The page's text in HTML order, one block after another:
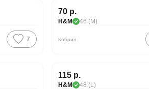
7
70 р.
H&M 46 (M)
Кобрин
115 р.
H&M 48 (L)